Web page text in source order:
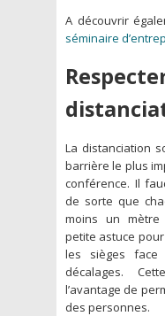
A découvrir
séminaire
La distanciation
barrière le plus
conférence. Il
de sorte que
moins un mètre
petite astuce
les sièges
décalages.
l’avantage de
des personnes.